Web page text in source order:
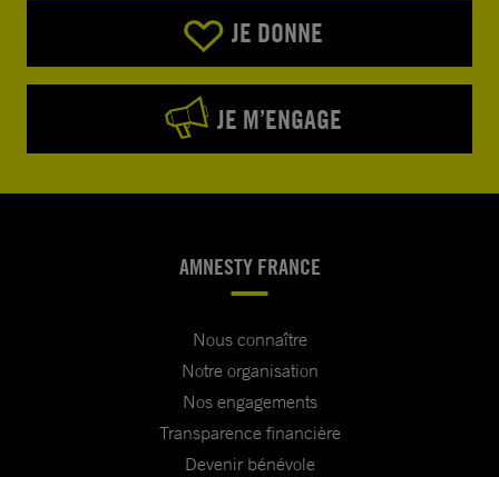
JE DONNE
JE M’ENGAGE
AMNESTY FRANCE
Nous connaître
Notre organisation
Nos engagements
Transparence financière
Devenir bénévole